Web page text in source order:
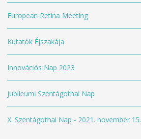
European Retina Meeting
Kutatók Éjszakája
Innovációs Nap 2023
Jubileumi Szentágothai Nap
X. Szentágothai Nap - 2021. november 15.